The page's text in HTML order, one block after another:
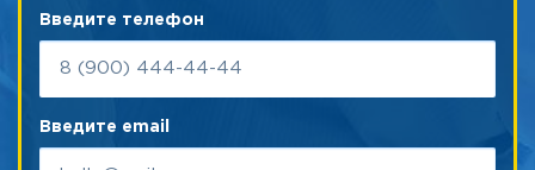
Введите телефон
Введите email